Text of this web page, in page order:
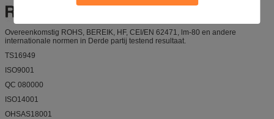
Overeenkomstig ROHS, BEREIK, HF, CEI/EN 62471, lm-80 en andere
internationale normen in Derde partij testend resultaat.
TS16949
ISO9001
QC 080000
ISO14001
OHSAS18001